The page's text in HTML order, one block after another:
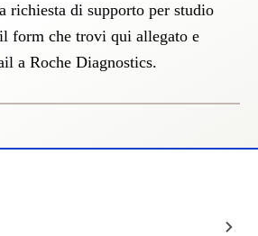
richiesta di supporto per studio
form che trovi qui allegato e
a Roche Diagnostics.